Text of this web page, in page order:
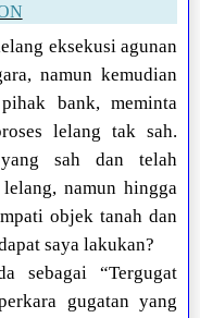
eksekusi agunan
namun kemudian
bank, meminta
lelang tak sah.
sah dan telah
namun hingga
objek tanah dan
saya lakukan?
sebagai “Tergugat
gugatan yang